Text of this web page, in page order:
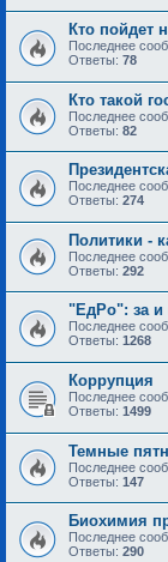
Кто пойдет
Последнее
Ответы: 78
Кто такой
Последнее
Ответы: 82
Последнее
Ответы: 274
Политики -
Последнее
Ответы: 292
"ЕдРо": за и
Последнее
Ответы: 1268
Коррупция
Последнее
Ответы: 1499
Темные
Последнее
Ответы: 147
Биохимия
Последнее
Ответы: 290